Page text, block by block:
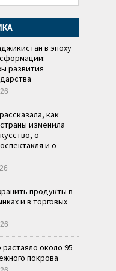
в эпоху
развития
как
изменила
о
и о
продукты в
и в торговых
около 95
покрова